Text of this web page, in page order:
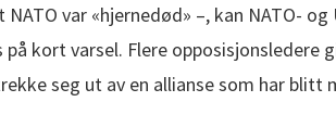
var «hjernedød» –, kan NATO- og
på kort varsel. Flere opposisjonsledere
seg ut av en allianse som har blitt